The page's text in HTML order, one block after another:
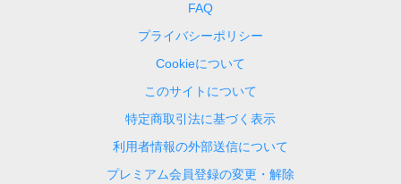
FAQ
プライバシーポリシー
Cookieについて
このサイトについて
特定商取引法に基づく表示
利用者情報の外部送信について
プレミアム会員登録の変更・解除